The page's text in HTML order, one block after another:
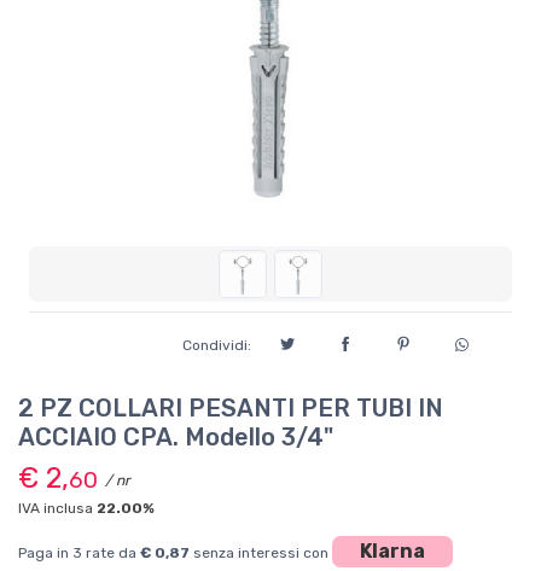
Condividi:
2 PZ COLLARI PESANTI PER TUBI IN
ACCIAIO CPA. Modello 3/4"
€ 2,60 / nr
IVA inclusa 22.00%
Paga in 3 rate da € 0,87 senza interessi con Klarna